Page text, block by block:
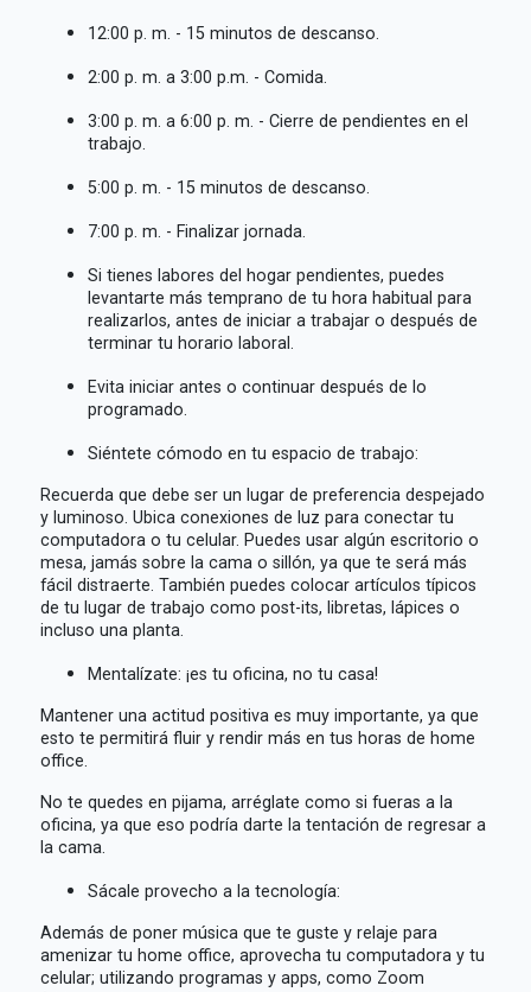
12:00 p. m. - 15 minutos de descanso.
2:00 p. m. a 3:00 p.m. - Comida.
3:00 p. m. a 6:00 p. m. - Cierre de pendientes en el
trabajo.
5:00 p. m. - 15 minutos de descanso.
7:00 p. m. - Finalizar jornada.
Si tienes labores del hogar pendientes, puedes
levantarte más temprano de tu hora habitual para
realizarlos, antes de iniciar a trabajar o después de
terminar tu horario laboral.
Evita iniciar antes o continuar después de lo
programado.
Siéntete cómodo en tu espacio de trabajo:
Recuerda que debe ser un lugar de preferencia despejado
y luminoso. Ubica conexiones de luz para conectar tu
computadora o tu celular. Puedes usar algún escritorio o
mesa, jamás sobre la cama o sillón, ya que te será más
fácil distraerte. También puedes colocar artículos típicos
de tu lugar de trabajo como post-its, libretas, lápices o
incluso una planta.
Mentalízate: ¡es tu oficina, no tu casa!
Mantener una actitud positiva es muy importante, ya que
esto te permitirá fluir y rendir más en tus horas de home
office.
No te quedes en pijama, arréglate como si fueras a la
oficina, ya que eso podría darte la tentación de regresar a
la cama.
Sácale provecho a la tecnología:
Además de poner música que te guste y relaje para
amenizar tu home office, aprovecha tu computadora y tu
celular; utilizando programas y apps, como Zoom